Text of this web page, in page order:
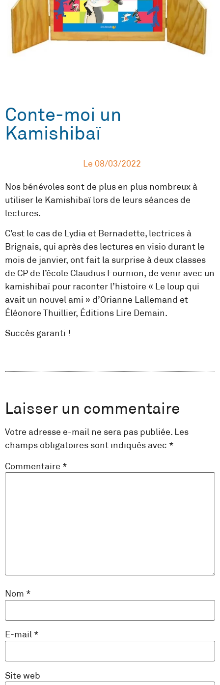
Conte-moi un
Kamishibaï
Le 08/03/2022
Nos bénévoles sont de plus en plus nombreux à
utiliser le Kamishibaï lors de leurs séances de
lectures.
C’est le cas de Lydia et Bernadette, lectrices à
Brignais, qui après des lectures en visio durant le
mois de janvier, ont fait la surprise à deux classes
de CP de l’école Claudius Fournion, de venir avec un
kamishibaï pour raconter l’histoire « Le loup qui
avait un nouvel ami » d’Orianne Lallemand et
Éléonore Thuillier, Éditions Lire Demain.
Succès garanti !
Laisser un commentaire
Votre adresse e-mail ne sera pas publiée. Les
champs obligatoires sont indiqués avec *
Commentaire *
Nom *
E-mail *
Site web